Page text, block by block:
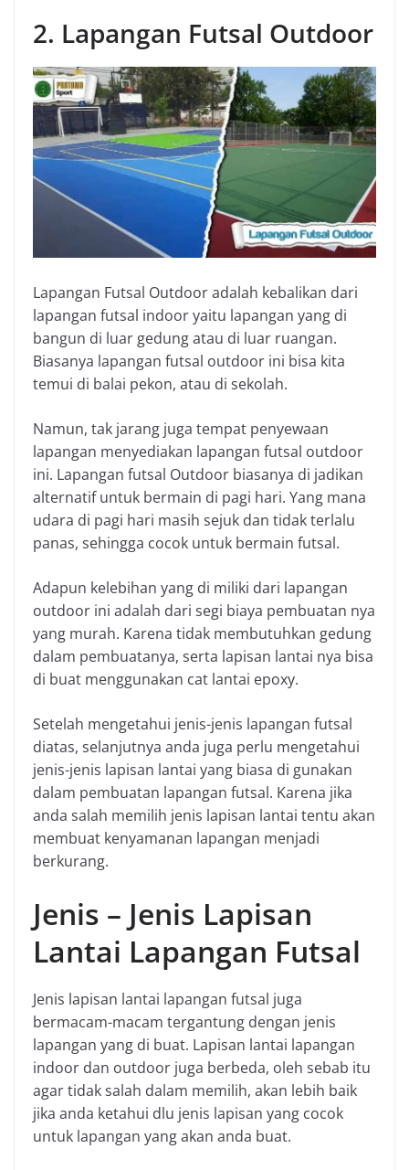
2. Lapangan Futsal Outdoor
Lapangan Futsal Outdoor adalah kebalikan dari
lapangan futsal indoor yaitu lapangan yang di
bangun di luar gedung atau di luar ruangan.
Biasanya lapangan futsal outdoor ini bisa kita
temui di balai pekon, atau di sekolah.
Namun, tak jarang juga tempat penyewaan
lapangan menyediakan lapangan futsal outdoor
ini. Lapangan futsal Outdoor biasanya di jadikan
alternatif untuk bermain di pagi hari. Yang mana
udara di pagi hari masih sejuk dan tidak terlalu
panas, sehingga cocok untuk bermain futsal.
Adapun kelebihan yang di miliki dari lapangan
outdoor ini adalah dari segi biaya pembuatan nya
yang murah. Karena tidak membutuhkan gedung
dalam pembuatanya, serta lapisan lantai nya bisa
di buat menggunakan cat lantai epoxy.
Setelah mengetahui jenis-jenis lapangan futsal
diatas, selanjutnya anda juga perlu mengetahui
jenis-jenis lapisan lantai yang biasa di gunakan
dalam pembuatan lapangan futsal. Karena jika
anda salah memilih jenis lapisan lantai tentu akan
membuat kenyamanan lapangan menjadi
berkurang.
Jenis – Jenis Lapisan
Lantai Lapangan Futsal
Jenis lapisan lantai lapangan futsal juga
bermacam-macam tergantung dengan jenis
lapangan yang di buat. Lapisan lantai lapangan
indoor dan outdoor juga berbeda, oleh sebab itu
agar tidak salah dalam memilih, akan lebih baik
jika anda ketahui dlu jenis lapisan yang cocok
untuk lapangan yang akan anda buat.